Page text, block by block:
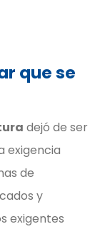
que se
dejó de ser
exigencia
de
y
exigentes